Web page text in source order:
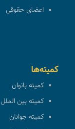
اعضای حقوقی
کمیته‌ها
کمیته بانوان
کمیته بین الملل
کمیته جوانان